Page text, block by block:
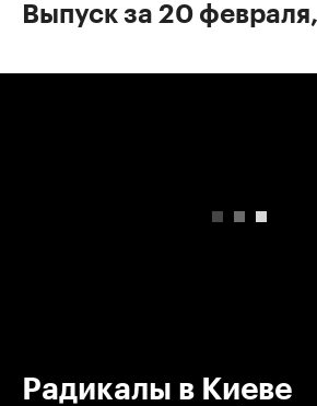
Выпуск за 20
Радикалы в Киеве